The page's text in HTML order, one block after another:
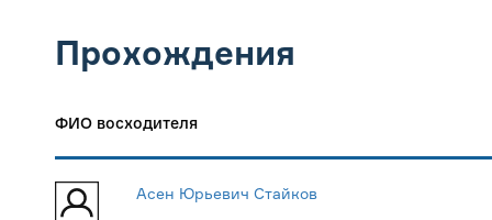
Прохождения
ФИО восходителя
Асен Юрьевич Стайков